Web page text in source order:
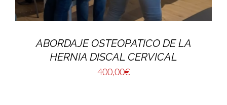
ABORDAJE OSTEOPATICO DE LA
HERNIA DISCAL CERVICAL
400,00€